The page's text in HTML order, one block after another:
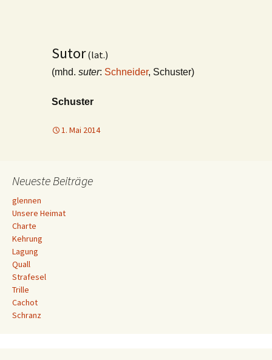
Sutor(lat.)
(mhd. suter: Schneider, Schuster)
Schuster
1. Mai 2014
Neueste Beiträge
glennen
Unsere Heimat
Charte
Kehrung
Lagung
Quall
Strafesel
Trille
Cachot
Schranz